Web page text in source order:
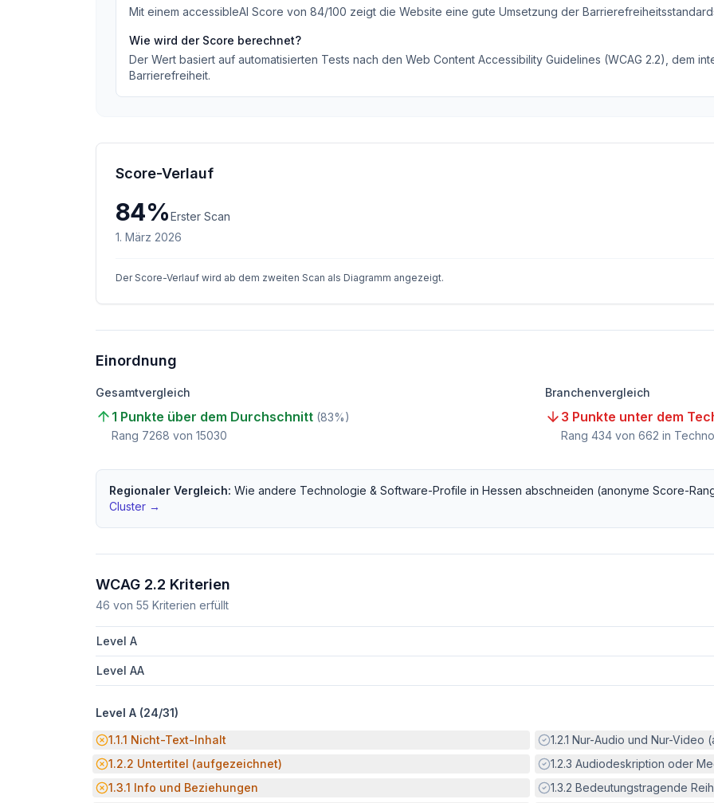
Mit einem accessibleAI Score von 84/100 zeigt die Website eine gute Umsetzung der
Wie wird der Score berechnet?
Der Wert basiert auf automatisierten Tests nach den Web Content Accessibility Guidelines (WCAG 2.2), dem
Barrierefreiheit.
Score-Verlauf
84%Erster Scan
1. März 2026
Der Score-Verlauf wird ab dem zweiten Scan als Diagramm angezeigt.
Einordnung
Gesamtvergleich
1 Punkte über dem Durchschnitt (83%)
Rang 7268 von 15030
Branchenvergleich
3 Punkte unter dem
Rang 434 von 662 in
Regionaler Vergleich: Wie andere Technologie & Software-Profile in Hessen abschneiden (anonyme Score-
Cluster →
WCAG 2.2 Kriterien
46 von 55 Kriterien erfüllt
Level A
Level AA
Level A (24/31)
Potenzielle Barriere:
1.1.1 Nicht-Text-Inhalt Erfüllt:
1.2.1 Nur-Audio und Nur-Video
Potenzielle Barriere:
1.2.2 Untertitel (aufgezeichnet) Erfüllt:
1.2.3 Audiodeskription oder
Potenzielle Barriere:
1.3.1 Info und Beziehungen Erfüllt:
1.3.2 Bedeutungstragende